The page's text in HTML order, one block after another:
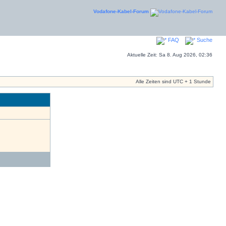
Vodafone-Kabel-Forum
FAQ Suche
Aktuelle Zeit: Sa 8. Aug 2026, 02:36
Alle Zeiten sind UTC + 1 Stunde